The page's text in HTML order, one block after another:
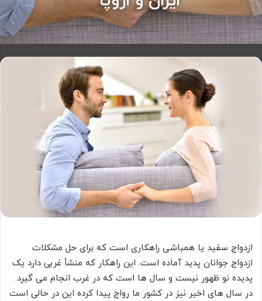
ازدواج سفید یا همباشی راهکاری است که برای حل مشکلات
ازدواج جوانان پدید آماده است. این راهکار که منشأ غربی دارد یک
پدیده نو ظهور نیست و سال ها است که در غرب انجام می گیرد.
در سال های اخیر نیز در کشور ما رواج پیدا کرده این در حالی است